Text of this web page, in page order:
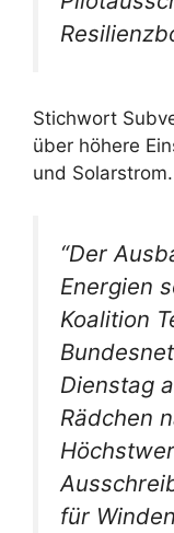
Stichwort
über höhere
und Solarstrom.
“Der
Energien
Koalition
Dienstag
Rädchen
für